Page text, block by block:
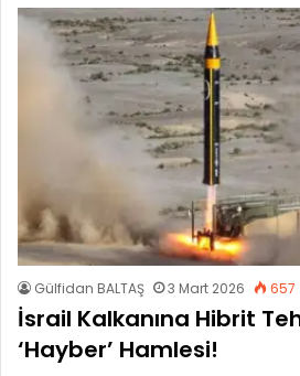
Gülfidan BALTAŞ 3 Mart 2026 657
İsrail Kalkanına Hibrit
‘Hayber’ Hamlesi!